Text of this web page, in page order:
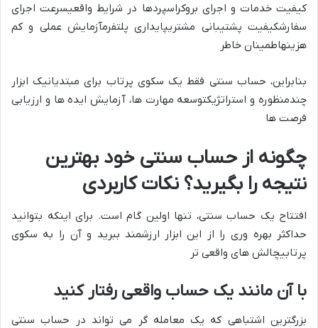
کیفیت خدمات و اجرای بروکراسپردها در شرایط واقعیسرعت اجرای
سفارشکیفیت پشتیبانی مشتریپایداری پلتفرمآزمایش عملی و کم
هزینهاطمینان خاطر
بنابراین، حساب سنتی فقط یک سکوی پرتاب برای مبتدیانیک ابزار
چندمنظوره و استراتژیکتوسعه مهارت ها، آزمایش ایده ها و ارزیابی
فرصت ها
چگونه از حساب سنتی خود بهترین
نتیجه را بگیرید؟ نکات کاربردی
افتتاح یک حساب سنتی، تنها اولین گام است. برای اینکه بتوانید
حداکثر بهره وری را از این ابزار ارزشمند ببرید و آن را به سکوی
پرتابیچالش های واقعی تر
با آن مانند یک حساب واقعی رفتار کنید
بزرگترین اشتباهی که یک معامله گر می تواند در حساب سنتی